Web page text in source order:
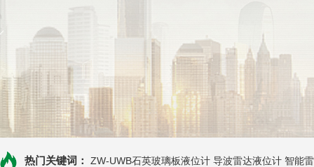
热门关键词： ZW-UWB石英玻璃板液位计 导波雷达液位计 智能